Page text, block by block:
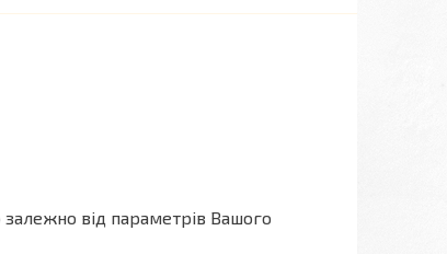
від параметрів Вашого